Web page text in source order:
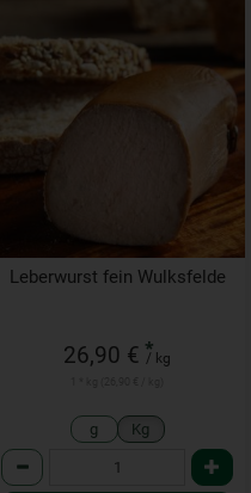
Leberwurst fein Wulksfelde
26,90 € *
/ kg
g Kg
Anzahl